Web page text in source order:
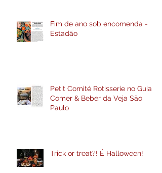
Fim de ano sob encomenda -
Estadão
Petit Comité Rotisserie no Guia
Comer & Beber da Veja São
Paulo
Trick or treat?! É Halloween!